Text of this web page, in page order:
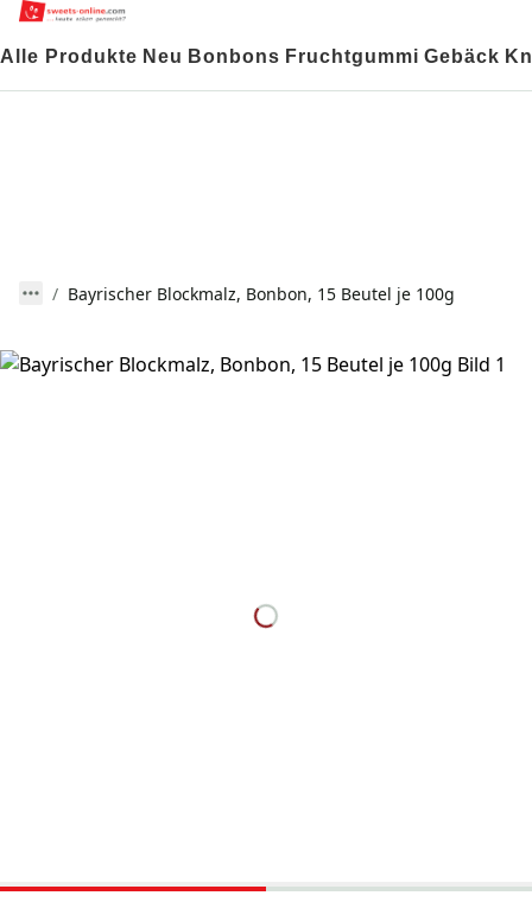
Alle Produkte Neu Bonbons Fruchtgummi Gebäck
Bayrischer Blockmalz, Bonbon, 15 Beutel je 100g